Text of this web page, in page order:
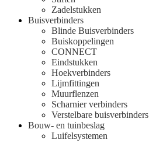
Zadelstukken
Buisverbinders
Blinde Buisverbinders
Buiskoppelingen
CONNECT
Eindstukken
Hoekverbinders
Lijmfittingen
Muurflenzen
Scharnier verbinders
Verstelbare buisverbinders
Bouw- en tuinbeslag
Luifelsystemen